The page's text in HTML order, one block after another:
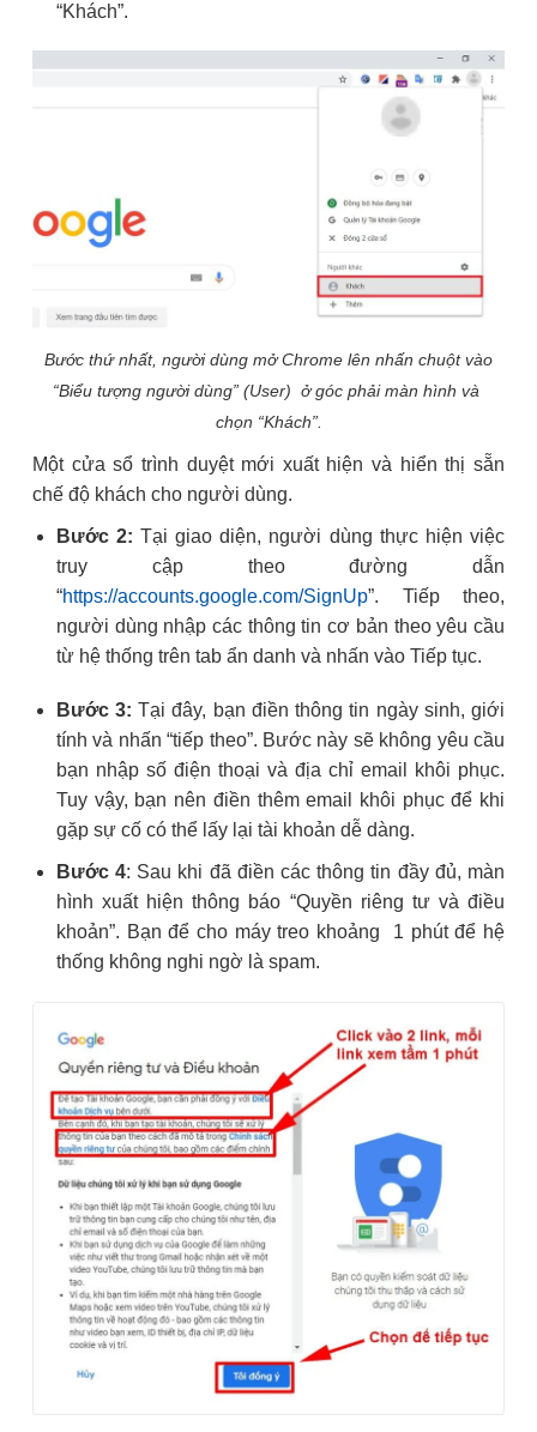
“Khách”.
Bước thứ nhất, người dùng mở Chrome lên nhấn chuột vào
“Biểu tượng người dùng” (User) ở góc phải màn hình và
chọn “Khách”.
Một cửa sổ trình duyệt mới xuất hiện và hiển thị sẵn
chế độ khách cho người dùng.
Bước 2: Tại giao diện, người dùng thực hiện việc
truy cập theo đường dẫn
“https://accounts.google.com/SignUp”. Tiếp theo,
người dùng nhập các thông tin cơ bản theo yêu cầu
từ hệ thống trên tab ẩn danh và nhấn vào Tiếp tục.
Bước 3: Tại đây, bạn điền thông tin ngày sinh, giới
tính và nhấn “tiếp theo”. Bước này sẽ không yêu cầu
bạn nhập số điện thoại và địa chỉ email khôi phục.
Tuy vậy, bạn nên điền thêm email khôi phục để khi
gặp sự cố có thể lấy lại tài khoản dễ dàng.
Bước 4: Sau khi đã điền các thông tin đầy đủ, màn
hình xuất hiện thông báo “Quyền riêng tư và điều
khoản”. Bạn để cho máy treo khoảng 1 phút để hệ
thống không nghi ngờ là spam.